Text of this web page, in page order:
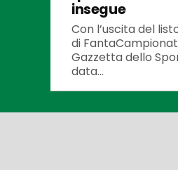
insegue
Con l’uscita del
di
Gazzetta dello
data...